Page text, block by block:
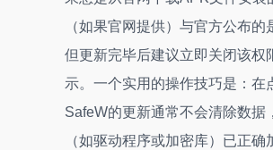
（如果官网提供）与官方公布
但更新完毕后建议立即关闭该
示。一个实用的操作技巧是：在
SafeW的更新通常不会清除数
（如驱动程序或加密库）已正确